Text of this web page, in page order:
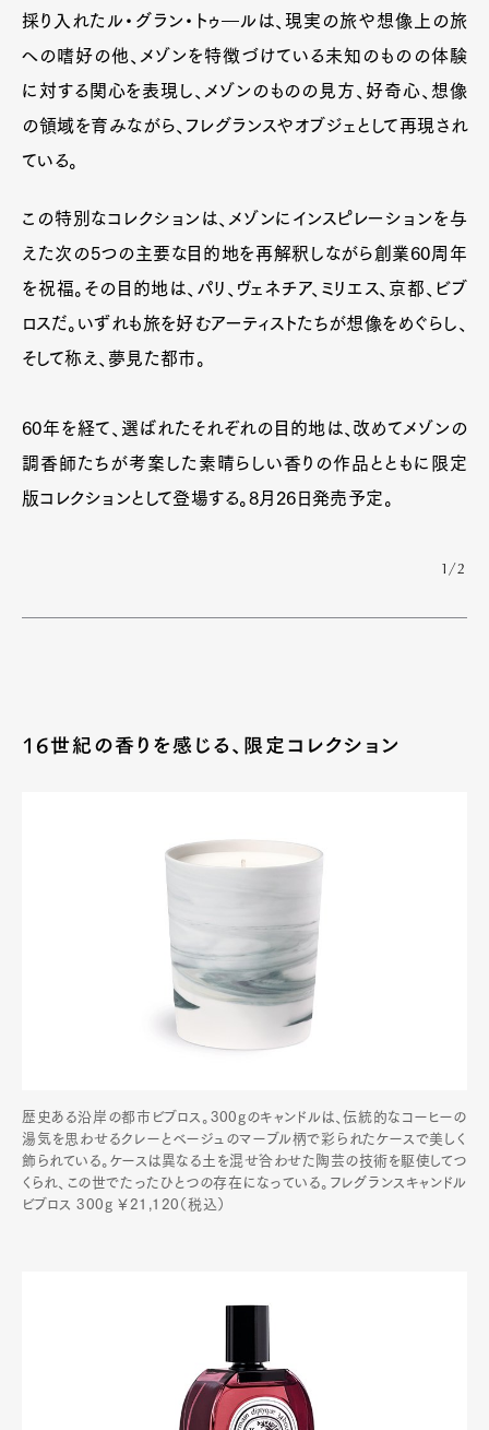
採り入れたル・グラン・トゥ―ルは、現実の旅や想像上の旅
への嗜好の他、メゾンを特徴づけている未知のものの体験
に対する関心を表現し、メゾンのものの見方、好奇心、想像
の領域を育みながら、フレグランスやオブジェとして再現され
ている。
この特別なコレクションは、メゾンにインスピレーションを与
えた次の5つの主要な目的地を再解釈しながら創業60周年
を祝福。その目的地は、パリ、ヴェネチア、ミリエス、京都、ビブ
ロスだ。いずれも旅を好むアーティストたちが想像をめぐらし、
そして称え、夢見た都市。
60年を経て、選ばれたそれぞれの目的地は、改めてメゾンの
調香師たちが考案した素晴らしい香りの作品とともに限定
版コレクションとして登場する。8月26日発売予定。
1/2
16世紀の香りを感じる、限定コレクション
歴史ある沿岸の都市ビブロス。300gのキャンドルは、伝統的なコーヒーの
湯気を思わせるクレーとベージュのマーブル柄で彩られたケースで美しく
飾られている。ケースは異なる土を混ぜ合わせた陶芸の技術を駆使してつ
くられ、この世でたったひとつの存在になっている。フレグランスキャンドル
ビブロス 300g ￥21,120（税込）